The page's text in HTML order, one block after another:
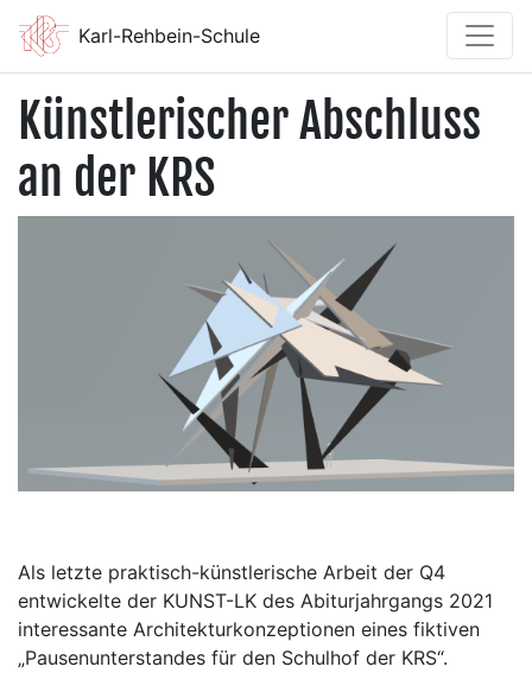
Karl-Rehbein-Schule
Künstlerischer Abschluss
an der KRS
Als letzte praktisch-künstlerische Arbeit der Q4
entwickelte der KUNST-LK des Abiturjahrgangs 2021
interessante Architekturkonzeptionen eines fiktiven
„Pausenunterstandes für den Schulhof der KRS“.